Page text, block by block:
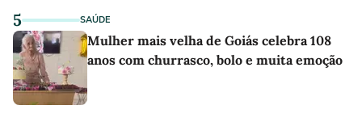
5 SAÚDE
Mulher mais velha de Goiás celebra 108
anos com churrasco, bolo e muita emoção